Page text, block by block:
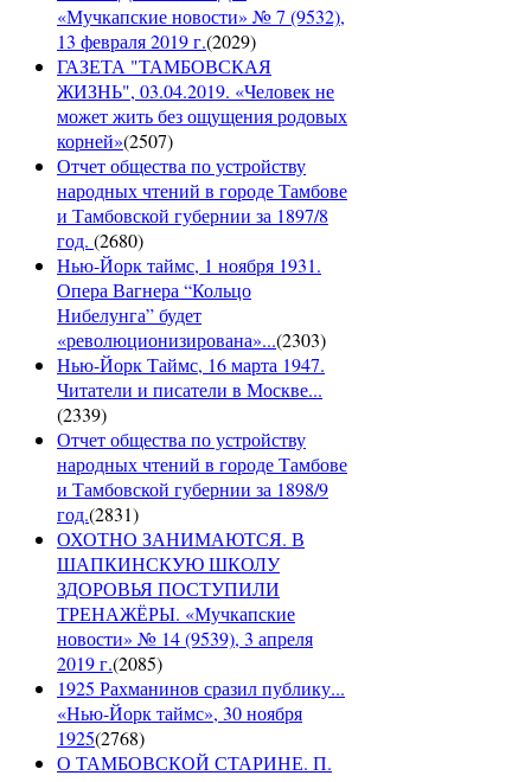
«Мучкапские новости» № 7 (9532),
13 февраля 2019 г.(2029)
ГАЗЕТА "ТАМБОВСКАЯ
ЖИЗНЬ", 03.04.2019. «Человек не
может жить без ощущения родовых
корней»(2507)
Отчет общества по устройству
народных чтений в городе Тамбове
и Тамбовской губернии за 1897/8
год. (2680)
Нью-Йорк таймс, 1 ноября 1931.
Опера Вагнера “Кольцо
Нибелунга” будет
«революционизирована»...(2303)
Нью-Йорк Таймс, 16 марта 1947.
Читатели и писатели в Москве...
(2339)
Отчет общества по устройству
народных чтений в городе Тамбове
и Тамбовской губернии за 1898/9
год.(2831)
ОХОТНО ЗАНИМАЮТСЯ. В
ШАПКИНСКУЮ ШКОЛУ
ЗДОРОВЬЯ ПОСТУПИЛИ
ТРЕНАЖЁРЫ. «Мучкапские
новости» № 14 (9539), 3 апреля
2019 г.(2085)
1925 Рахманинов сразил публику...
«Нью-Йорк таймс», 30 ноября
1925(2768)
О ТАМБОВСКОЙ СТАРИНЕ. П.